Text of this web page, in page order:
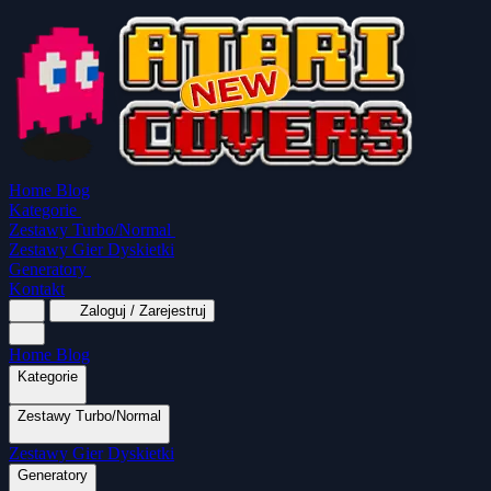
Home Blog
Kategorie
Zestawy Turbo/Normal
Zestawy Gier Dyskietki
Generatory
Kontakt
Zaloguj / Zarejestruj
Home Blog
Kategorie
Wszystkie kategorie
Zestawy Turbo/Normal
MapaSoft Turbo ROM SparkTurbo 2000
Mina Grubcio Normal
Zestawy Gier Dyskietki
Generatory